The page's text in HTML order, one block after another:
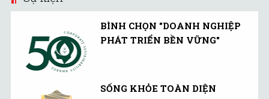
BÌNH CHỌN "DOANH NGHIỆP
PHÁT TRIỂN BỀN VỮNG"
SỐNG KHỎE TOÀN DIỆN